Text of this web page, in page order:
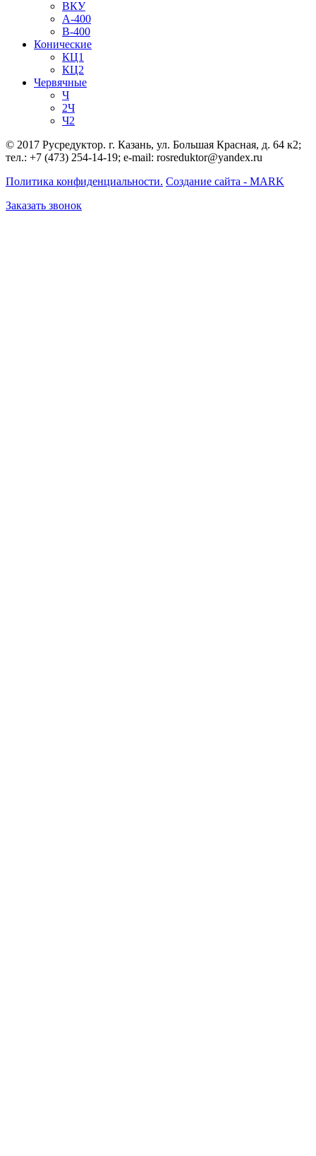
ВКУ
А-400
В-400
Конические
КЦ1
КЦ2
Червячные
Ч
2Ч
Ч2
© 2017 Русредуктор. г. Казань, ул. Большая Красная, д. 64 к2;
тел.: +7 (473) 254-14-19; e-mail: rosreduktor@yandex.ru
Политика конфиденциальности. Создание сайта - MARK
Заказать звонок